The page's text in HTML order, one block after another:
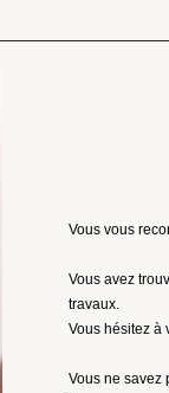
Vous vous
Vous avez
travaux.
Vous hésitez à
Vous ne savez